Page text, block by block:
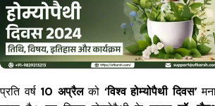
प्रति वर्ष 10 अप्रैलको ‘विश्व होम्योपैथी दिवस’